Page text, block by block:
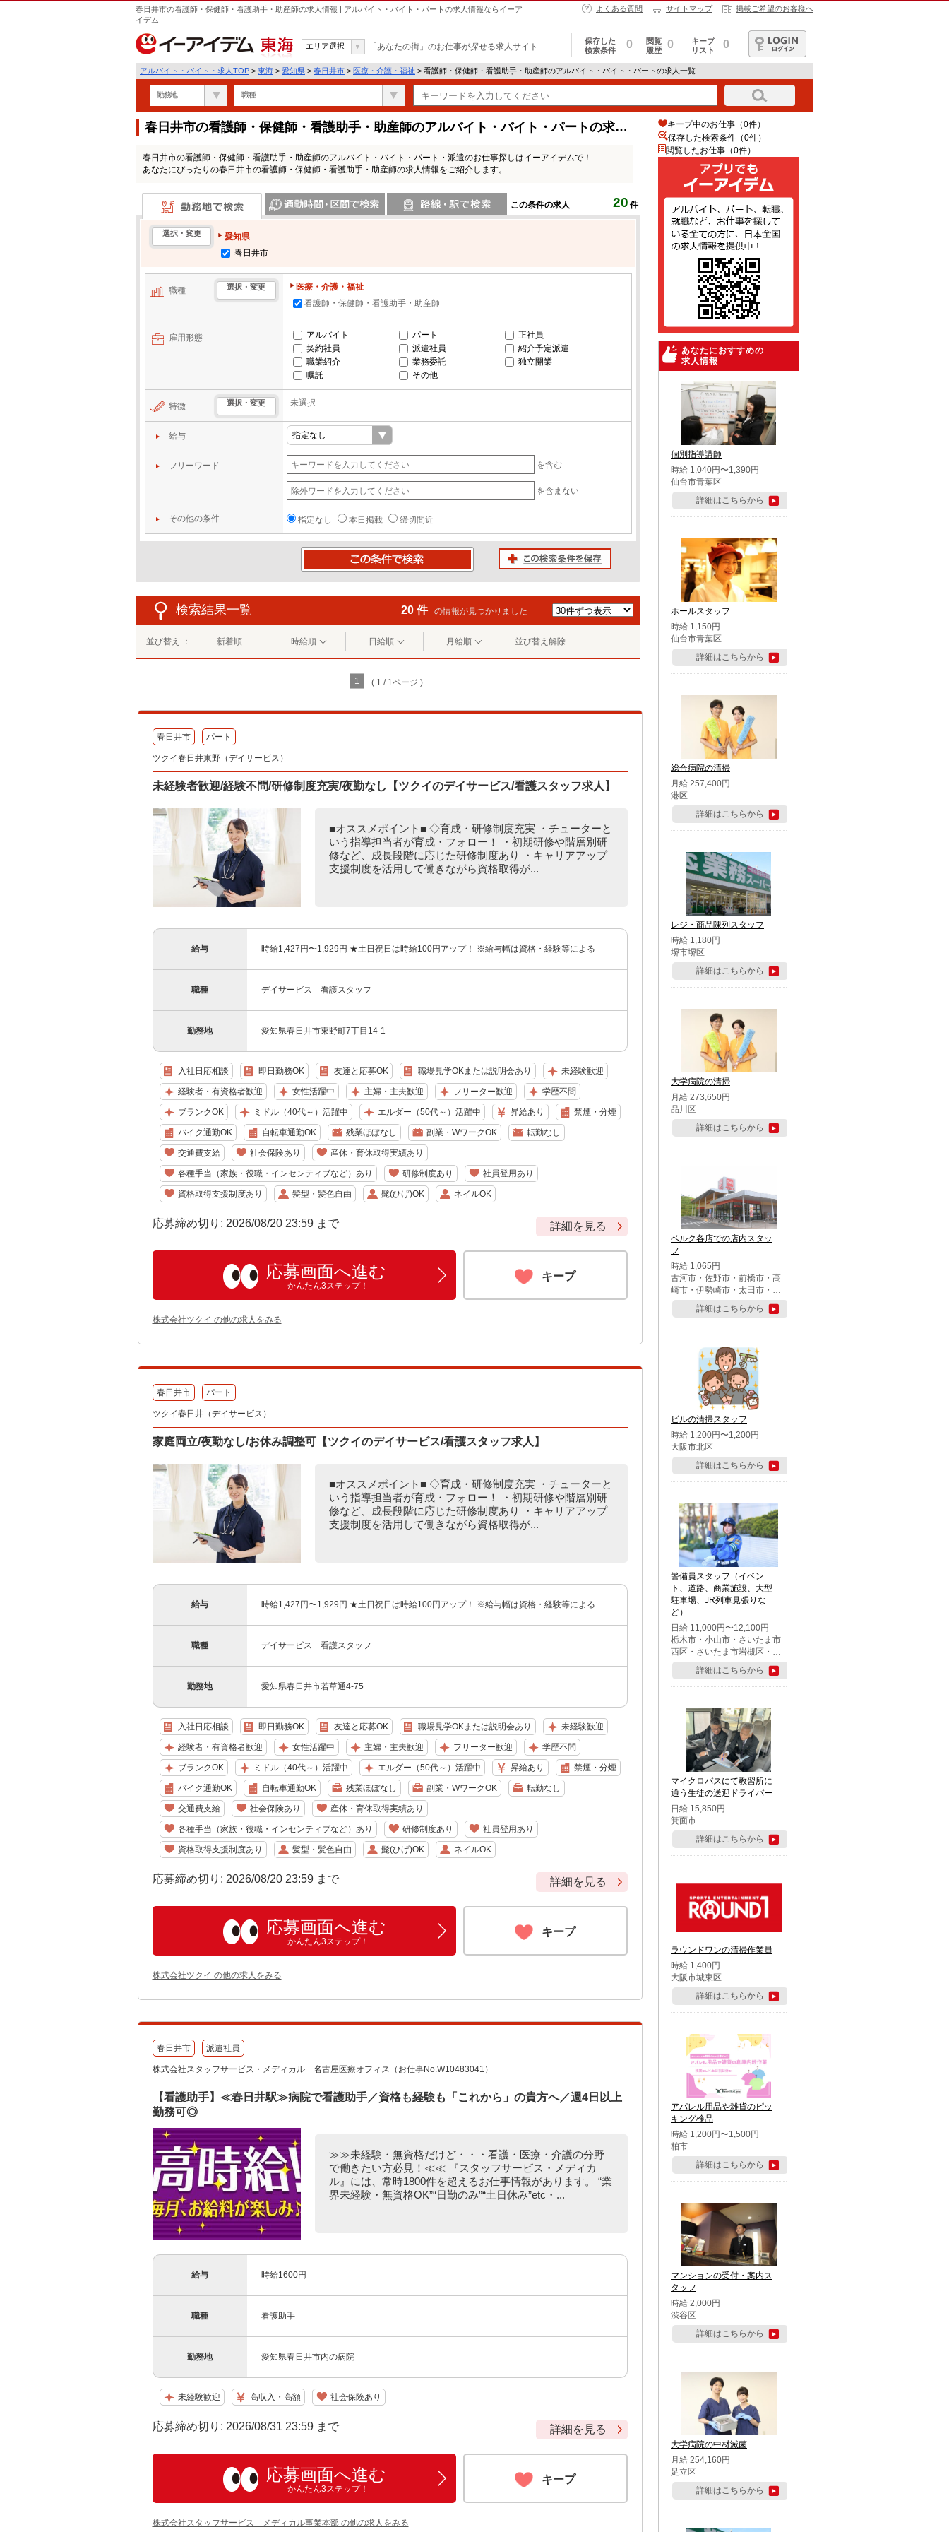
春日井市の看護師・保健師・看護助手・助産師の求人情報 | アルバイト・バイト・パートの求人情報ならイーア
イデム
よくある質問 サイトマップ 掲載ご希望のお客様へ
東海
エリア選択 「あなたの街」のお仕事が探せる求人サイト
保存した
検索条件
0
閲覧
履歴
0
キープ
リスト
0
ログイン
アルバイト・バイト・求人TOP > 東海 > 愛知県 > 春日井市 > 医療・介護・福祉 > 看護師・保健師・看護助手・助産師のアルバイト・バイト・パートの求人一覧
勤務地 職種
春日井市の看護師・保健師・看護助手・助産師のアルバイト・バイト・パートの求人
春日井市の看護師・保健師・看護助手・助産師のアルバイト・バイト・パート・派遣のお仕事探しはイーアイデムで！
あなたにぴったりの春日井市の看護師・保健師・看護助手・助産師の求人情報をご紹介します。
この条件の求人 20 件
勤務地で検索
選択・変更
愛知県
春日井市
職種 選択・変更
医療・介護・福祉
看護師・保健師・看護助手・助産師
雇用形態 アルバイト パート
正社員
契約社員
派遣社員
紹介予定派遣
職業紹介
業務委託
独立開業
嘱託
その他
特徴 選択・変更 未選択
給与
フリーワード を含む
を含まない
その他の条件 指定なし 本日掲載 締切間近
検索結果一覧 20 件 の情報が見つかりました
並び替え ： 新着順 時給順 日給順 月給順 並び替え解除
1 ( 1 / 1ページ )
春日井市 パート
ツクイ春日井東野（デイサービス）
未経験者歓迎/経験不問/研修制度充実/夜勤なし【ツクイのデイサービス/看護スタッフ求人】
■オススメポイント■ ◇育成・研修制度充実 ・チューターと
いう指導担当者が育成・フォロー！ ・初期研修や階層別研
修など、成長段階に応じた研修制度あり ・キャリアアップ
支援制度を活用して働きながら資格取得が...
給与 時給1,427円〜1,929円 ★土日祝日は時給100円アップ！ ※給与幅は資格・経験等による
職種 デイサービス 看護スタッフ
勤務地 愛知県春日井市東野町7丁目14-1
入社日応相談 即日勤務OK 友達と応募OK 職場見学OKまたは説明会あり 未経験歓迎
経験者・有資格者歓迎 女性活躍中 主婦・主夫歓迎 フリーター歓迎 学歴不問
ブランクOK ミドル（40代～）活躍中 エルダー（50代～）活躍中 昇給あり 禁煙・分煙
バイク通勤OK 自転車通勤OK 残業ほぼなし 副業・WワークOK 転勤なし
交通費支給 社会保険あり 産休・育休取得実績あり
各種手当（家族・役職・インセンティブなど）あり 研修制度あり 社員登用あり
資格取得支援制度あり 髪型・髪色自由 髭(ひげ)OK ネイルOK
応募締め切り: 2026/08/20 23:59 まで 詳細を見る
応募画面へ進む
かんたん3ステップ！
キープ
株式会社ツクイ の他の求人をみる
春日井市 パート
ツクイ春日井（デイサービス）
家庭両立/夜勤なし/お休み調整可【ツクイのデイサービス/看護スタッフ求人】
■オススメポイント■ ◇育成・研修制度充実 ・チューターと
いう指導担当者が育成・フォロー！ ・初期研修や階層別研
修など、成長段階に応じた研修制度あり ・キャリアアップ
支援制度を活用して働きながら資格取得が...
給与 時給1,427円〜1,929円 ★土日祝日は時給100円アップ！ ※給与幅は資格・経験等による
職種 デイサービス 看護スタッフ
勤務地 愛知県春日井市若草通4-75
入社日応相談 即日勤務OK 友達と応募OK 職場見学OKまたは説明会あり 未経験歓迎
経験者・有資格者歓迎 女性活躍中 主婦・主夫歓迎 フリーター歓迎 学歴不問
ブランクOK ミドル（40代～）活躍中 エルダー（50代～）活躍中 昇給あり 禁煙・分煙
バイク通勤OK 自転車通勤OK 残業ほぼなし 副業・WワークOK 転勤なし
交通費支給 社会保険あり 産休・育休取得実績あり
各種手当（家族・役職・インセンティブなど）あり 研修制度あり 社員登用あり
資格取得支援制度あり 髪型・髪色自由 髭(ひげ)OK ネイルOK
応募締め切り: 2026/08/20 23:59 まで 詳細を見る
応募画面へ進む
かんたん3ステップ！
キープ
株式会社ツクイ の他の求人をみる
春日井市 派遣社員
株式会社スタッフサービス・メディカル 名古屋医療オフィス（お仕事No.W10483041）
【看護助手】≪春日井駅≫病院で看護助手／資格も経験も「これから」の貴方へ／週4日以上
勤務可◎
≫≫未経験・無資格だけど・・・看護・医療・介護の分野
で働きたい方必見！≪≪ 『スタッフサービス・メディカ
ル』には、常時1800件を超えるお仕事情報があります。 “業
界未経験・無資格OK”“日勤のみ”“土日休み”etc・...
給与 時給1600円
職種 看護助手
勤務地 愛知県春日井市内の病院
未経験歓迎 高収入・高額 社会保険あり
応募締め切り: 2026/08/31 23:59 まで 詳細を見る
応募画面へ進む
かんたん3ステップ！
キープ
株式会社スタッフサービス メディカル事業本部 の他の求人をみる
キープ中のお仕事（0件）
保存した検索条件（0件）
閲覧したお仕事（0件）
あなたにおすすめの
求人情報
個別指導講師
時給 1,040円〜1,390円
仙台市青葉区
詳細はこちらから
ホールスタッフ
時給 1,150円
仙台市青葉区
詳細はこちらから
総合病院の清掃
月給 257,400円
港区
詳細はこちらから
レジ・商品陳列スタッフ
時給 1,180円
堺市堺区
詳細はこちらから
大学病院の清掃
月給 273,650円
品川区
詳細はこちらから
ベルク各店での店内スタッ
フ
時給 1,065円
古河市・佐野市・前橋市・高
崎市・伊勢崎市・太田市・館
林市・藤岡市・大泉町・さい
たま市北区・川越市・熊谷
市・行田市・秩父市・所沢
市・鶴ケ島市・千葉市中央
区・市川市・松戸市・習志野
市・柏市・流山市・八千代
市・足立区・江戸川区・八王
子市・町田市
詳細はこちらから
ビルの清掃スタッフ
時給 1,200円〜1,200円
大阪市北区
詳細はこちらから
警備員スタッフ（イベン
ト、道路、商業施設、大型
駐車場、JR列車見張りな
ど）
日給 11,000円〜12,100円
栃木市・小山市・さいたま市
西区・さいたま市岩槻区・久
喜市・蓮田市
詳細はこちらから
マイクロバスにて教習所に
通う生徒の送迎ドライバー
日給 15,850円
箕面市
詳細はこちらから
ラウンドワンの清掃作業員
時給 1,400円
大阪市城東区
詳細はこちらから
アパレル用品や雑貨のピッ
キング検品
時給 1,200円〜1,500円
柏市
詳細はこちらから
マンションの受付・案内ス
タッフ
時給 2,000円
渋谷区
詳細はこちらから
大学病院の中材滅菌
月給 254,160円
足立区
詳細はこちらから